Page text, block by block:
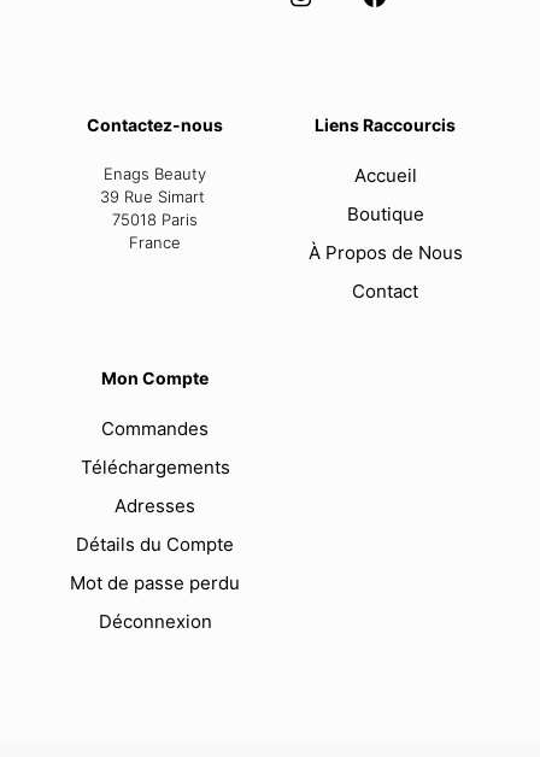
Contactez-nous
Enags Beauty
39 Rue Simart
75018 Paris
France
Liens Raccourcis
Accueil
Boutique
À Propos de Nous
Contact
Mon Compte
Commandes
Téléchargements
Adresses
Détails du Compte
Mot de passe perdu
Déconnexion